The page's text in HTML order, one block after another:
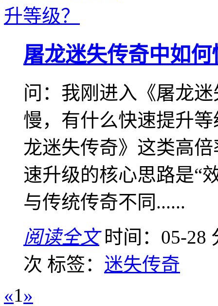
屠龙迷失传奇中如
问：我刚进入《屠龙
慢，有什么快速提升
龙迷失传奇》这类高
速升级的核心思路是“
与传统传奇不同......
阅读全文 时间：05-28
次 标签： 迷失传奇
«1»